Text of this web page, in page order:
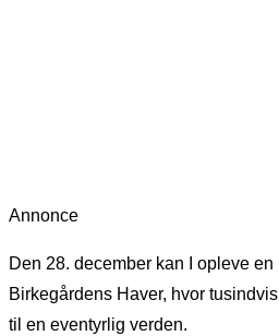
Annonce
Den 28. december kan I opleve
Birkegårdens Haver, hvor
til en eventyrlig verden.